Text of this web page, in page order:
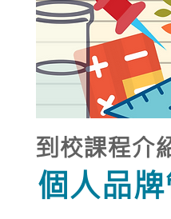
到校課程介
個人品